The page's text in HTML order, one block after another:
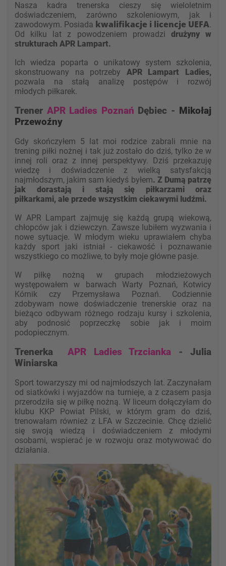
Nasza kadra trenerska cieszy się wieloletnim
doświadczeniem, zarówno szkoleniowym, jak i
zawodowym. Posiada kwalifikacje i licencje UEFA.
Od kilku lat z powodzeniem prowadzi drużyny w
strukturach APR Lampart.
Ich wiedza poparta o unikatowy system szkolenia,
skonstruowany na potrzeby APR Lampart Ladies,
pozwala na stałą analizę postępów i rozwój
młodych piłkarek.
Trener APR Ladies Poznań Dębiec - Mikołaj
Przewoźny
Gdy skończyłem 5 lat moi rodzice zabrali mnie na
trening piłki nożnej i tak już zostało do dziś, tylko że w
innej roli oraz z innej perspektywy. Dziś przekazuję
wiedzę i doświadczenie z wielką satysfakcją
najmłodszym, jakim sam kiedyś byłem. Z Dumą patrzę
jak dorastają i stają się piłkarzami oraz
piłkarkami, ale przede wszystkim ciekawymi ludźmi.
W APR Lampart zajmuję się każdą grupą wiekową,
chłopców jak i dziewczyn. Zawsze lubiłem wyzwania i
nowe sytuacje. W młodym wieku uprawiałem chyba
każdy sport jaki istniał - ciekawość i poznawanie
wszystkiego co możliwe, to były moje główne pasje.
W piłkę nożną w grupach młodzieżowych
występowałem w barwach Warty Poznań, Kotwicy
Kórnik czy Przemysława Poznań. Codziennie
zdobywam nowe doświadczenie trenerskie oraz na
bieżąco odbywam różnego rodzaju kursy i szkolenia,
aby podnosić poprzeczkę sobie jak i moim
podopiecznym.
Trenerka APR Ladies Trzcianka - Julia
Winiarska
Sport towarzyszy mi od najmłodszych lat. Zaczynałam
od siatkówki i wyjazdów na turnieje, a z czasem pasja
przerodziła się w piłkę nożną. W liceum dołączyłam do
klubu KKP Powiat Pilski, w którym gram do dziś,
trenowałam również z LFA w Szczecinie. Chcę dzielić
się swoją wiedzą i doświadczeniem z młodymi
osobami, wspierać je w rozwoju oraz motywować do
działania.